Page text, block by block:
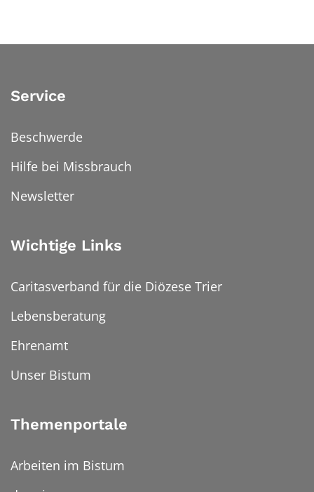
Service
Beschwerde
Hilfe bei Missbrauch
Newsletter
Wichtige Links
Caritasverband für die Diözese Trier
Lebensberatung
Ehrenamt
Unser Bistum
Themenportale
Arbeiten im Bistum